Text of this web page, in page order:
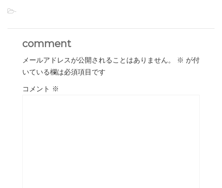
-
comment
メールアドレスが公開されることはありません。 ※ が付
いている欄は必須項目です
コメント ※